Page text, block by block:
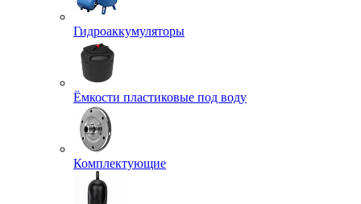
Гидроаккумуляторы
Ёмкости пластиковые под воду
Комплектующие